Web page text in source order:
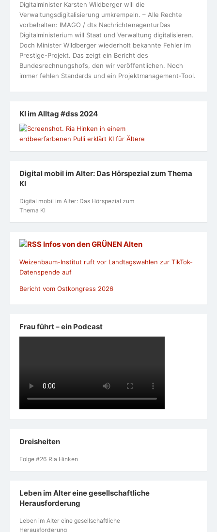
Digitalminister Karsten Wildberger will die
Verwaltungsdigitalisierung umkrempeln. – Alle Rechte
vorbehalten: IMAGO / dts NachrichtenagenturDas
Digitalministerium will Staat und Verwaltung digitalisieren.
Doch Minister Wildberger wiederholt bekannte Fehler im
Prestige-Projekt. Das zeigt ein Bericht des
Bundesrechnungshofs, den wir veröffentlichen. Noch
immer fehlen Standards und ein Projektmanagement-Tool.
KI im Alltag #dss 2024
Digital mobil im Alter: Das Hörspezial zum Thema
KI
Digital mobil im Alter: Das Hörspezial zum
Thema KI
Infos von den GRÜNEN Alten
Weizenbaum-Institut ruft vor Landtagswahlen zur TikTok-
Datenspende auf
Bericht vom Ostkongress 2026
Frau führt – ein Podcast
Dreisheiten
Folge #26 Ria Hinken
Leben im Alter eine gesellschaftliche
Herausforderung
Leben im Alter eine gesellschaftliche
Herausforderung